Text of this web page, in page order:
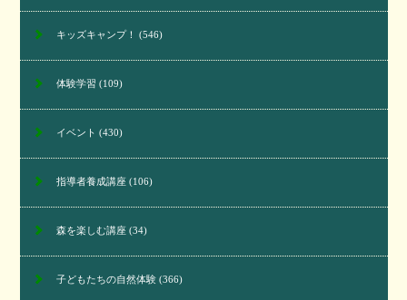
キッズキャンプ！ (546)
体験学習 (109)
イベント (430)
指導者養成講座(106)
森を楽しむ講座(34)
子どもたちの自然体験(366)